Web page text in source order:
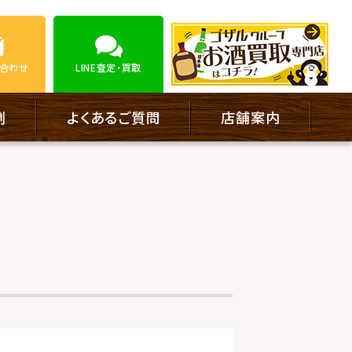
わせ LINE査定・買取
よくあるご質問 店舗案内